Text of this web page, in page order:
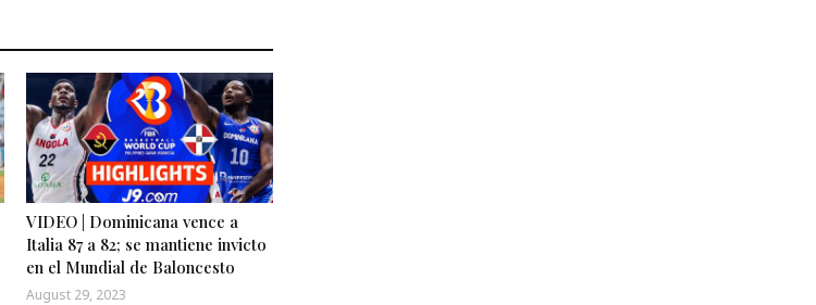
VIDEO | Dominicana vence a
Italia 87 a 82; se mantiene invicto
en el Mundial de Baloncesto
August 29, 2023